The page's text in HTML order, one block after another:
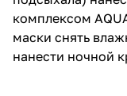
комплексом
маски снять
нанести ночной